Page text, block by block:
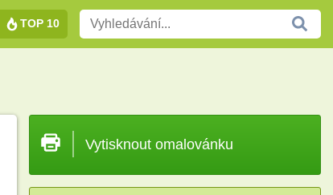
TOP 10
Vytisknout omalovánku